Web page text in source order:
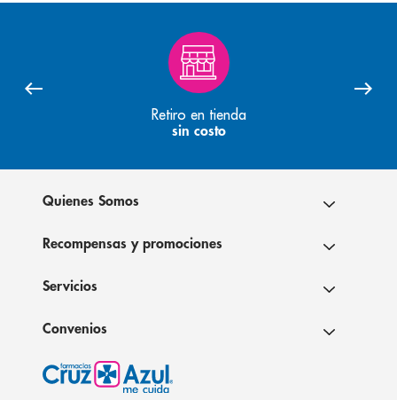
Retiro en tienda
sin costo
Quienes Somos
Recompensas y promociones
Servicios
Convenios